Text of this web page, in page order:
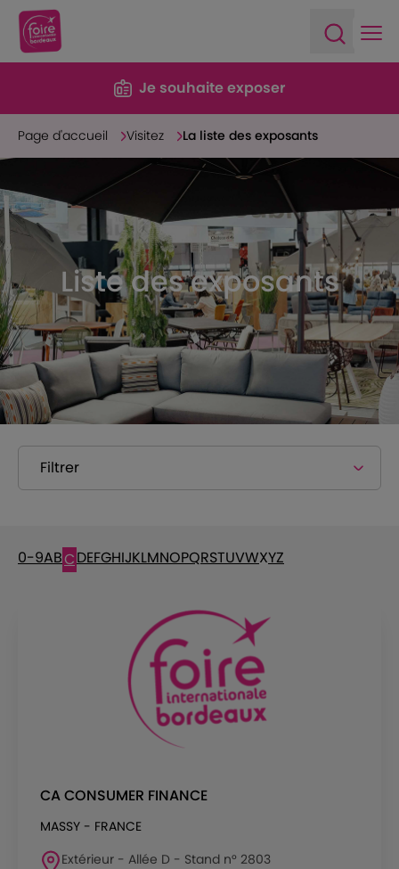
Je souhaite exposer
Page d'accueil Visitez La liste des exposants
Liste des exposants
Filtrer
0-9ABCDEFGHIJKLMNOPQRSTUVWXYZ
CA CONSUMER FINANCE
MASSY - FRANCE
Extérieur - Allée D - Stand n° 2803